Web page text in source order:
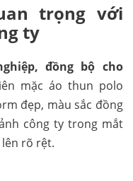
trọng với
ty
đồng bộ cho
mặc áo thun polo
đẹp, màu sắc đồng
công ty trong mắt
rõ rệt.